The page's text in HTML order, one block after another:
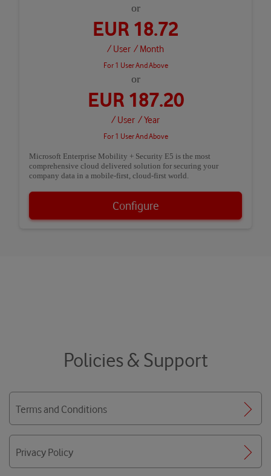
or
EUR 18.72
/ User / Month
For 1 User And Above
or
EUR 187.20
/ User / Year
For 1 User And Above
Microsoft Enterprise Mobility + Security E5 is the most
comprehensive cloud delivered solution for securing your
company data in a mobile-first, cloud-first world.
Configure
Policies & Support
Terms and Conditions
Privacy Policy